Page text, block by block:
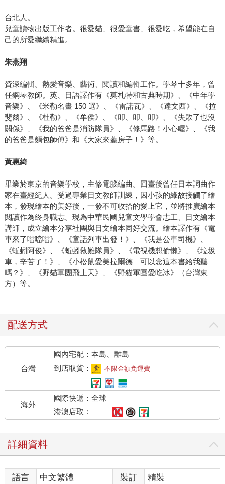
台北人。
兒童讀物出版工作者。很愛貓、很愛童書、很愛吃，希望能在自
己的所愛繼續精進。
朱燕翔
資深編輯。熱愛音樂、藝術、閱讀和編輯工作。學琴十多年，曾
任鋼琴教師。英、日語譯作有《莫札特和古典時期》、《中年學
音樂》、《米勒名畫 150 選》、《雷諾瓦》、《達文西》、《拉
斐爾》、《杜勒》、《牟侯》、《叩、叩、叩》、《失敗了也沒
關係》、《我的爸爸是消防隊員》、《修馬路！小心喔》、《我
的爸爸是麵包師傅》和《大家來蓋房子！》等。
黃惠綺
畢業於東京的音樂學校，主修電腦編曲。回臺後曾任日本詞曲作
家在臺經紀人。受過專業日文教師訓練，因小孩的緣故接觸了繪
本，發現繪本的美好後，一發不可收拾的愛上它，並將推廣繪本
閱讀作為終身職志。現為中華民國兒童文學學會志工、日文繪本
講師，成立繪本分享社團與日文繪本同好交流。繪本譯作有《電
車來了噹噹噹》、《童話列車出發！》、《我是公車司機》、
《蚯蚓阿俊》、《蚯蚓救難隊員》、《電視機想偷懶》、《垃圾
車，辛苦了！》、《小松鼠愛美拉爾德―可以念這本書給我聽
嗎？》、《野貓軍團飛上天》、《野貓軍團愛吃冰》（台灣東
方）等。
配送方式
台灣
國內宅配：本島、離島
到店取貨：
不限金額免運費
海外
國際快遞：全球
港澳店取：
詳細資料
語言 中文繁體 裝訂
精裝